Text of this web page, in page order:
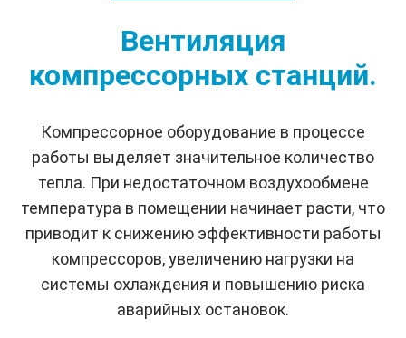
Вентиляция
компрессорных станций.
Компрессорное оборудование в процессе
работы выделяет значительное количество
тепла. При недостаточном воздухообмене
температура в помещении начинает расти, что
приводит к снижению эффективности работы
компрессоров, увеличению нагрузки на
системы охлаждения и повышению риска
аварийных остановок.